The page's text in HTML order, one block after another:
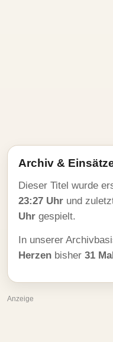
Archiv &
Dieser Titel wurde
23:27 Uhr und
Uhr gespielt.
In unserer
Herzen bisher 31
Anzeige